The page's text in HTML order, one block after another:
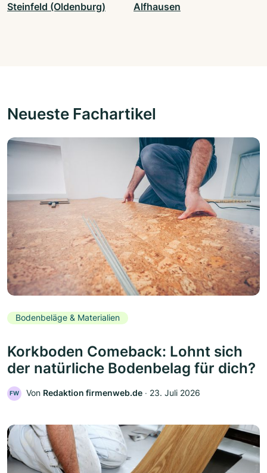
Steinfeld (Oldenburg) Alfhausen
Neueste Fachartikel
Bodenbeläge & Materialien
Korkboden Comeback: Lohnt sich
der natürliche Bodenbelag für dich?
FW Von Redaktion firmenweb.de ‧ 23. Juli 2026